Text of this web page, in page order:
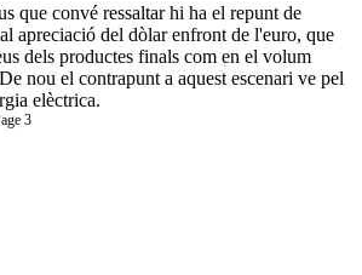
que convé ressaltar hi ha el repunt de
apreciació del dòlar enfront de l'euro, que
dels productes finals com en el volum
nou el contrapunt a aquest escenari ve pel
elèctrica.